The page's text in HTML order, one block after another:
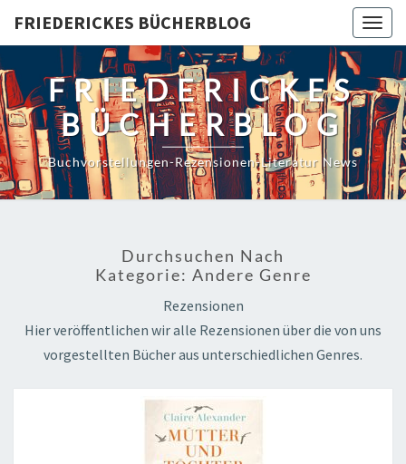
content
FRIEDERICKES BÜCHERBLOG
FRIEDERICKES
BÜCHERBLOG
Buchvorstellungen-Rezensionen-Literatur News
Durchsuchen Nach
Kategorie: Andere Genre
Rezensionen
Hier veröffentlichen wir alle Rezensionen über die von uns
vorgestellten Bücher aus unterschiedlichen Genres.